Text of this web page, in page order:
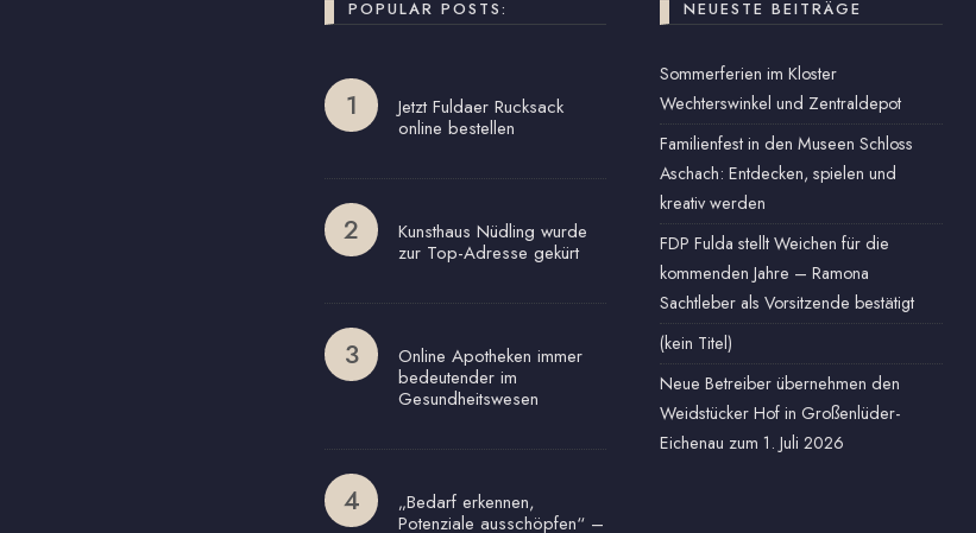
POPULAR POSTS:
Jetzt Fuldaer Rucksack
online bestellen
Kunsthaus Nüdling wurde
zur Top-Adresse gekürt
Online Apotheken immer
bedeutender im
Gesundheitswesen
„Bedarf erkennen,
Potenziale ausschöpfen“ –
NEUESTE BEITRÄGE
Sommerferien im Kloster
Wechterswinkel und Zentraldepot
Familienfest in den Museen Schloss
Aschach: Entdecken, spielen und
kreativ werden
FDP Fulda stellt Weichen für die
kommenden Jahre – Ramona
Sachtleber als Vorsitzende bestätigt
(kein Titel)
Neue Betreiber übernehmen den
Weidstücker Hof in Großenlüder-
Eichenau zum 1. Juli 2026